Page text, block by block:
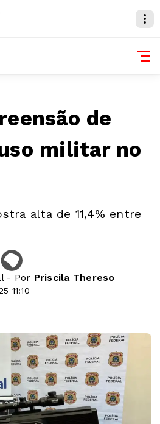
de
militar no
alta de 11,4% entre
- Por Priscila Thereso
11:10